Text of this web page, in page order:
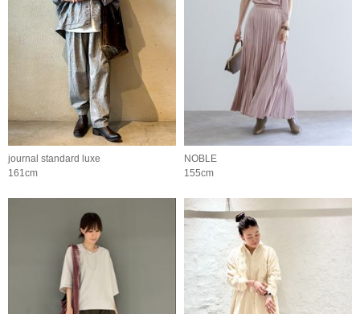
journal standard luxe
161cm
NOBLE
155cm